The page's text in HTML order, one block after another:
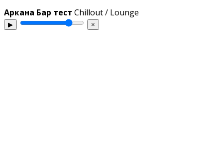
Аркана Бар тест Chillout / Lounge
▶ ×